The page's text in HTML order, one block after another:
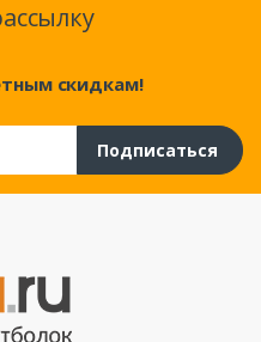
скидкам!
Подписаться